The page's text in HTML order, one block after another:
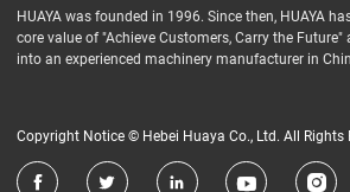
HUAYA was founded in 1996. Since then, HUAYA
core value of "Achieve Customers, Carry the
into an experienced machinery manufacturer in
Copyright Notice © Hebei Huaya Co., Ltd. All Rights
    